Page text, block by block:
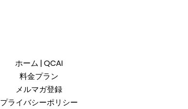
ホーム | QCAI
料金プラン
メルマガ登録
プライバシーポリシー